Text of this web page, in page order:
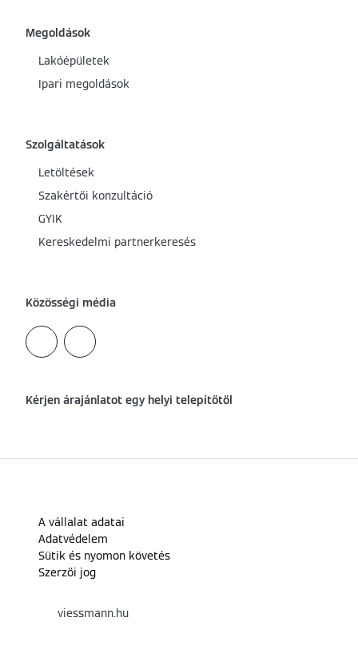
Megoldások
Lakóépületek
Ipari megoldások
Szolgáltatások
Letöltések
Szakértői konzultáció
GYIK
Kereskedelmi partnerkeresés
Közösségi média
Kérjen árajánlatot egy helyi telepítőtől
A vállalat adatai
Adatvédelem
Sütik és nyomon követés
Szerzői jog
viessmann.hu